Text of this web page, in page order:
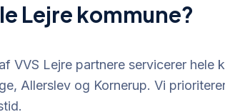
Lejre kommune?
VVS Lejre partnere servicerer hele
Allerslev og Kornerup. Vi